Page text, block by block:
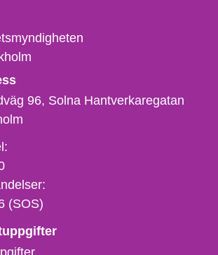
96, Solna Hantverkaregatan
(SOS)